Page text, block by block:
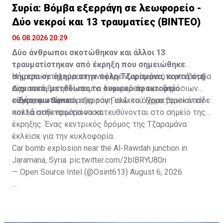
Συρία: Βόμβα εξερράγη σε λεωφορείο -
Δύο νεκροί και 13 τραυματίες (ΒΙΝΤΕΟ)
06.08.2026 20:29
Δύο άνθρωποι σκοτώθηκαν και άλλοι 13
τραυματίστηκαν από έκρηξη που σημειώθηκε
σήμερα σε όχημα στην πόλη Τζαραμάνα, κοντά στη
Δαμασκό, μετέδωσε το συριακό πρακτορείο
ειδήσεων Sana.
Η κρατική τηλεόραση ανέφερε νωρίτερα ότι μια βόμβα
είχε τοποθετηθεί σε μίνι λεωφορείο των δημόσιων
συγκοινωνιών και εξερράγη ενώ το όχημα βρισκόταν
κοντά στην πρωτεύουσα.
Ένας φωτορεπόρτερ του Γαλλικού Πρακτορείου είδε
πολλά ασθενοφόρα να κατευθύνονται στο σημείο της
έκρηξης. Ένας κεντρικός δρόμος της Τζαραμάνα
έκλεισε για την κυκλοφορία.
Car bomb explosion near the Al-Rawdah junction in
Jaramana, Syria. pic.twitter.com/2blBRYU80n
— Open Source Intel (@Osint613) August 6, 2026